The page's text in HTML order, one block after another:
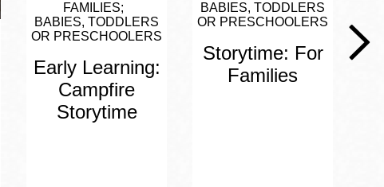
FAMILIES
BABIES, TODDLERS
OR PRESCHOOLERS
Early Learning:
Campfire
Storytime
BABIES, TODDLERS
OR PRESCHOOLERS
Storytime: For
Families